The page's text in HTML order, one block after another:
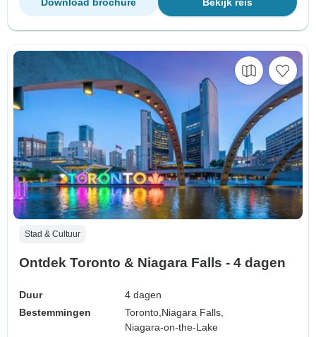
Stad & Cultuur
Ontdek Toronto & Niagara Falls - 4 dagen
Duur
4 dagen
Bestemmingen
Toronto, Niagara Falls,
Niagara-on-the-Lake